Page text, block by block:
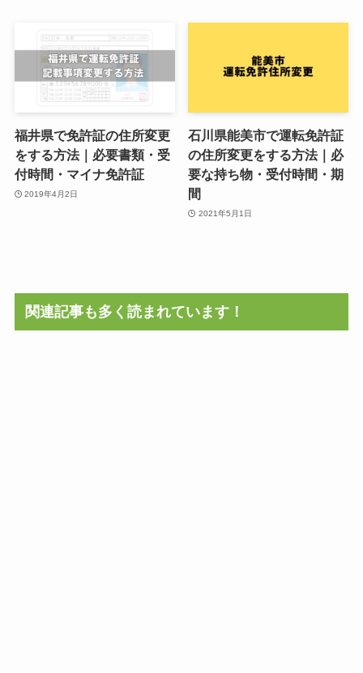
福井県で免許証の住所変更
をする方法｜必要書類・受
付時間・マイナ免許証
2019年4月2日
石川県能美市で運転免許証
の住所変更をする方法｜必
要な持ち物・受付時間・期
間
2021年5月1日
関連記事も多く読まれています！